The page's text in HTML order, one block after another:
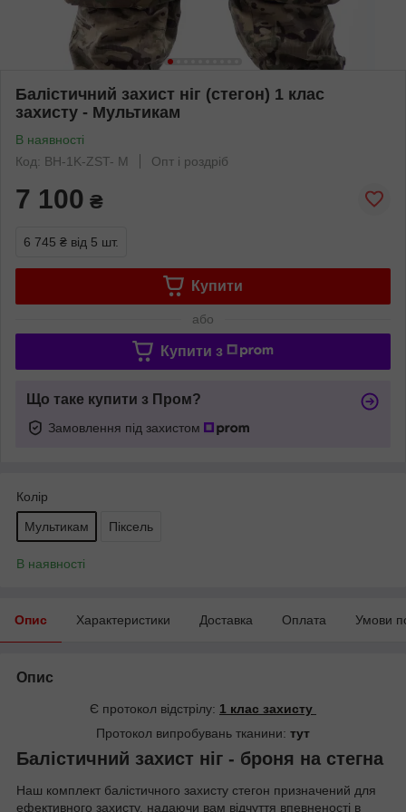
Балістичний захист ніг (стегон) 1 клас
захисту - Мультикам
В наявності
Код: BH-1K-ZST- M
Опт і роздріб
7 100 ₴
6 745 ₴ від 5 шт.
Купити
або
Купити з
Що таке купити з Пром?
Замовлення під захистом
Колір
Мультикам Піксель
В наявності
Опис Характеристики Доставка Оплата Умови
Опис
Є протокол відстрілу: 1 клас захисту
Протокол випробувань тканини: тут
Балістичний захист ніг - броня на стегна
Наш комплект балістичного захисту стегон призначений для
ефективного захисту, надаючи вам відчуття впевненості в